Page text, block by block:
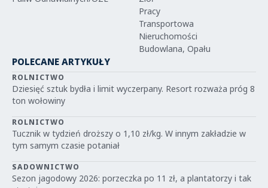
Pracy
Transportowa
Nieruchomości
Budowlana, Opału
POLECANE ARTYKUŁY
ROLNICTWO
Dziesięć sztuk bydła i limit wyczerpany. Resort rozważa próg 8
ton wołowiny
ROLNICTWO
Tucznik w tydzień droższy o 1,10 zł/kg. W innym zakładzie w
tym samym czasie potaniał
SADOWNICTWO
Sezon jagodowy 2026: porzeczka po 11 zł, a plantatorzy i tak